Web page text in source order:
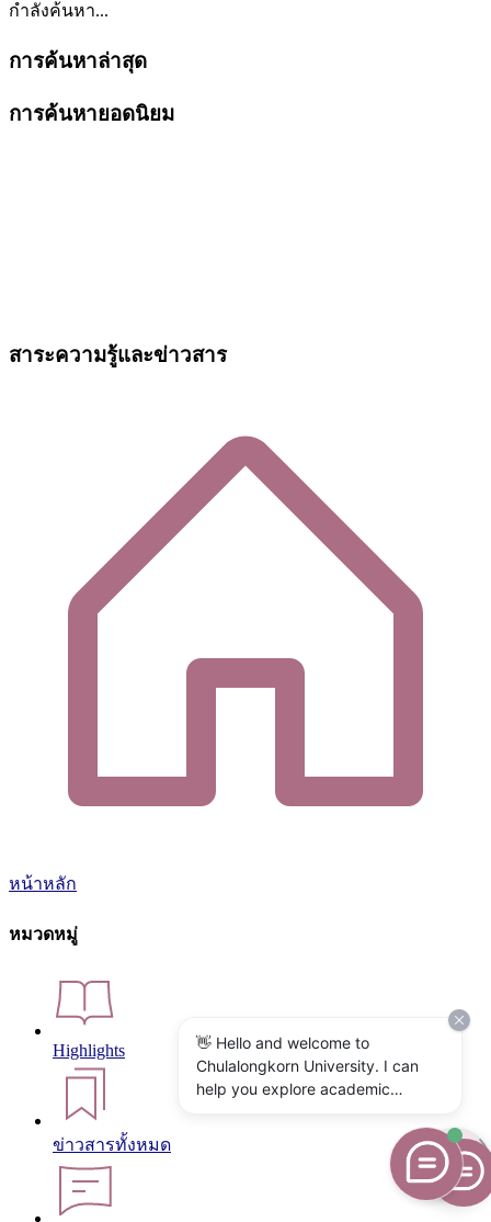
กำลังค้นหา...
การค้นหาล่าสุด
การค้นหายอดนิยม
สาระความรู้และข่าวสาร
หน้าหลัก
หมวดหมู่
Highlights
ข่าวสารทั้งหมด
👋 Hello and welcome to
Chulalongkorn University. I can
help you explore academic